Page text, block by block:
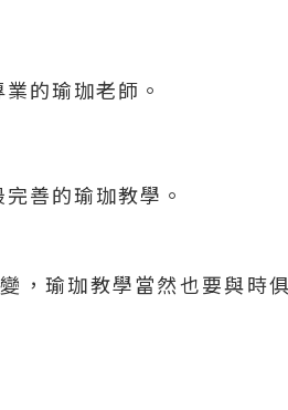
的瑜珈老師。
善的瑜珈教學。
，瑜珈教學當然也要與時